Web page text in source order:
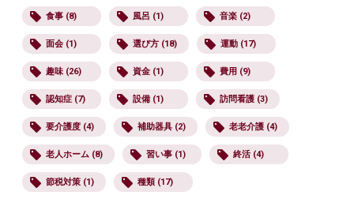
食事 (8) 風呂 (1) 音楽 (2)
面会 (1) 選び方 (18) 運動 (17)
趣味 (26) 資金 (1) 費用 (9)
認知症 (7) 設備 (1) 訪問看護 (3)
要介護度 (4) 補助器具 (2) 老老介護 (4)
老人ホーム (8) 習い事 (1) 終活 (4)
節税対策 (1) 種類 (17)